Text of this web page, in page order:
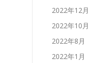
2022年12月
2022年10月
2022年8月
2022年1月